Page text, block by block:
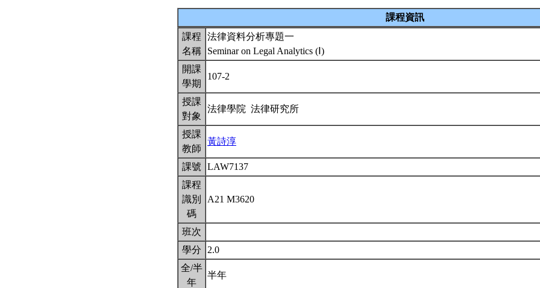
課程資訊
課程
名稱
法律資料分析專題一
Seminar on Legal Analytics (Ⅰ)
開課
學期
107-2
授課
對象
法律學院 法律研究所
授課
教師
黃詩淳
課號
LAW7137
課程
識別
碼
A21 M3620
班次
學分
2.0
全/半
年
半年